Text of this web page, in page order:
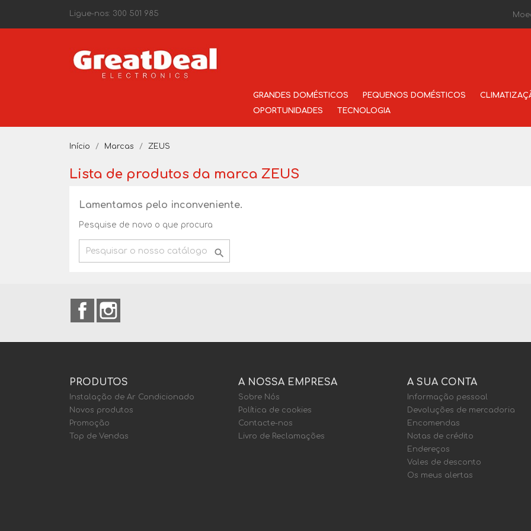
Ligue-nos: 300 501 985
GRANDES DOMÉSTICOS PEQUENOS DOMÉSTICOS
OPORTUNIDADES
TECNOLOGIA
Início Marcas ZEUS
Lista de produtos da marca ZEUS
Lamentamos pelo inconveniente.
Pesquise de novo o que procura

Facebook
PRODUTOS
Instalação de Ar Condicionado
Novos produtos
Promoção
Top de Vendas
A NOSSA EMPRESA
Sobre Nós
Política de cookies
Contacte-nos
Livro de Reclamações
A SUA CONTA
Informação pessoal
Devoluções de mercadoria
Encomendas
Notas de crédito
Endereços
Vales de desconto
Os meus alertas